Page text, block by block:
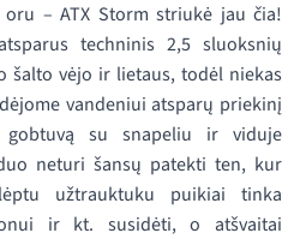
– ATX Storm striukė jau čia!
techninis 2,5 sluoksnių
šalto vėjo ir lietaus, todėl niekas
vandeniui atsparų priekinį
gobtuvą su snapeliu ir viduje
neturi šansų patekti ten, kur
užtrauktuku puikiai tinka
ir kt. susidėti, o atšvaitai